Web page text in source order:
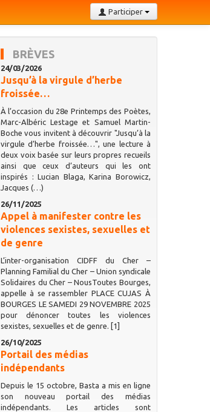
Participer
BRÈVES
24/03/2026
Jusqu’à la virgule d’herbe
froissée…
À l’occasion du 28e Printemps des Poètes,
Marc-Albéric Lestage et Samuel Martin-
Boche vous invitent à découvrir "Jusqu’à la
virgule d’herbe froissée…", une lecture à
deux voix basée sur leurs propres recueils
ainsi que ceux d’auteurs qui les ont
inspirés : Lucian Blaga, Karina Borowicz,
Jacques (…)
26/11/2025
Appel à manifester contre les
violences sexistes, sexuelles et
de genre
L’inter-organisation CIDFF du Cher –
Planning Familial du Cher – Union syndicale
Solidaires du Cher – NousToutes Bourges,
appelle à se rassembler PLACE CUJAS À
BOURGES LE SAMEDI 29 NOVEMBRE 2025
pour dénoncer toutes les violences
sexistes, sexuelles et de genre. [1]
26/10/2025
Portail des médias
indépendants
Depuis le 15 octobre, Basta a mis en ligne
son nouveau portail des médias
indépendants. Les articles sont